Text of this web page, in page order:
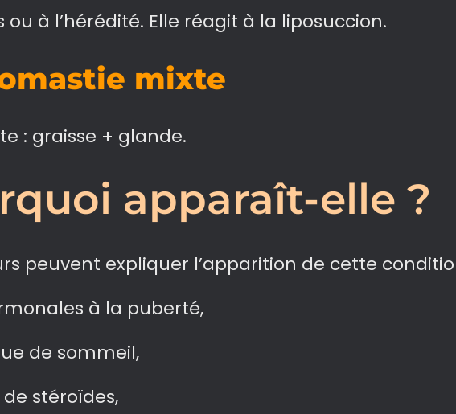
ou à l’hérédité. Elle réagit à la liposuccion.
mixte
: graisse + glande.
apparaît-elle ?
peuvent expliquer l’apparition de cette
à la puberté,
de sommeil,
stéroïdes,